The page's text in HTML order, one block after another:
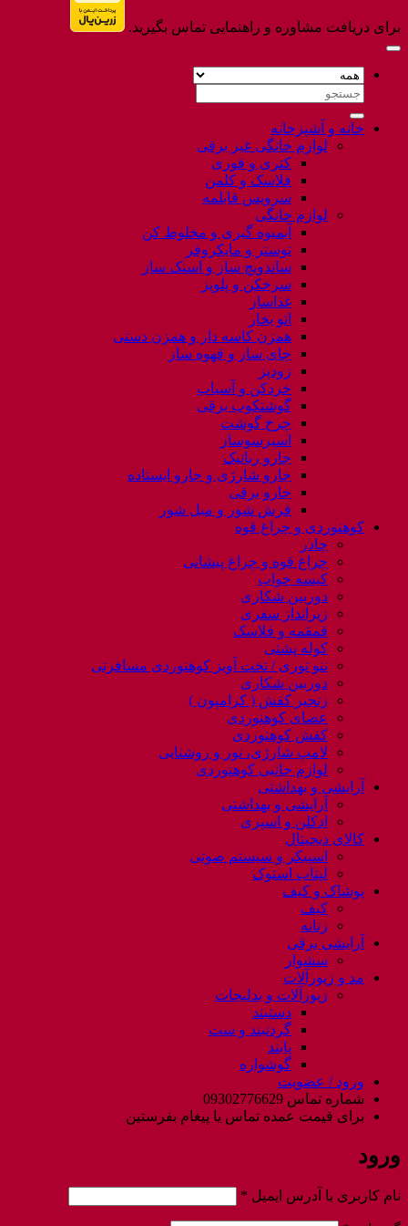
برای دریافت مشاوره و راهنمایی تماس بگیرید.
جستجو
خانه و آشپزخانه
لوازم خانگی غیر برقی
کتری و قوری
فلاسک و کلمن
سرویس قابلمه
لوازم خانگی
آبمیوه گیری و مخلوط کن
توستر و مایکروفر
ساندویچ ساز و اسنک ساز
سرخکن و پلوپز
غذاساز
اتو بخار
همزن کاسه دار و همزن دستی
چای ساز و قهوه ساز
زودپز
خردکن و آسیاب
گوشتکوب برقی
چرخ گوشت
اسپرسوساز
جارو رباتیک
جارو شارژی و جارو ایستاده
جارو برقی
فرش شور و مبل شور
کوهنوردی و چراغ قوه
چادر
چراغ قوه و چراغ پیشانی
کیسه خواب
دوربین شکاری
زیرانداز سفری
قمقمه و فلاسک
کوله پشتی
ننو توری / تخت آویز کوهنوردی مسافرتی
دوربین شکاری
زنجیر کفش ( کرامپون )
عصای کوهنوردی
کفش کوهنوردی
لامپ شارژی، نور و روشنایی
لوازم جانبی کوهنوردی
آرایشی و بهداشتی
آرایشی و بهداشتی
ادکلن و اسپری
کالای دیجیتال
اسپیکر و سیستم صوتی
لپتاب استوک
پوشاک و کیف
کیف
زنانه
آرایشی برقی
سشوار
مد و زیورآلات
زیورآلات و بدلیجات
دستبند
گردنبند و ست
پابند
گوشواره
ورود / عضویت
شماره تماس 09302776629
برای قیمت عمده تماس یا پیغام بفرستین
ورود
نام کاربری یا آدرس ایمیل *